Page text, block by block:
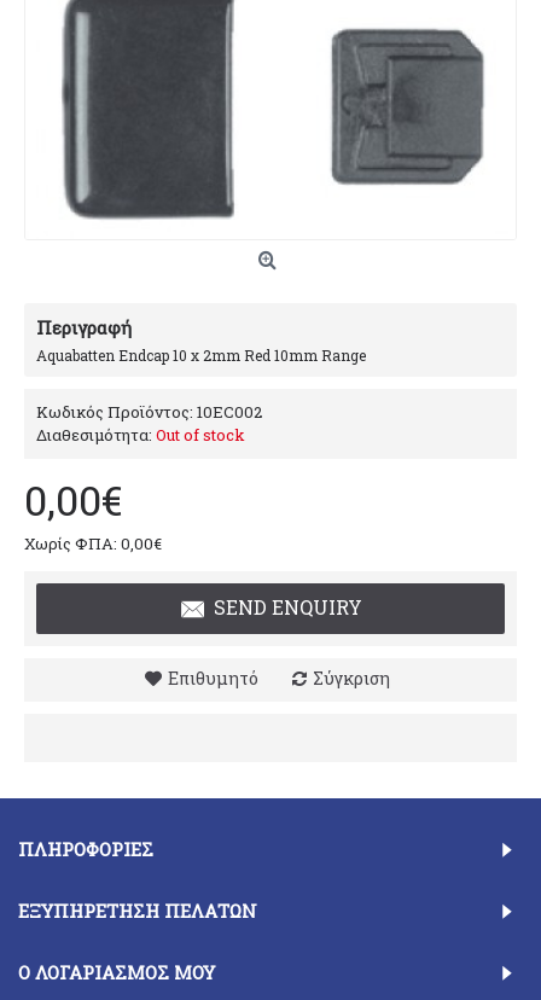
Περιγραφή
Aquabatten Endcap 10 x 2mm Red 10mm Range
Κωδικός Προϊόντος: 10EC002
Διαθεσιμότητα: Out of stock
0,00€
Χωρίς ΦΠΑ: 0,00€
SEND ENQUIRY
Επιθυμητό Σύγκριση
ΠΛΗΡΟΦΟΡΊΕΣ
ΕΞΥΠΗΡΈΤΗΣΗ ΠΕΛΑΤΏΝ
Ο ΛΟΓΑΡΙΑΣΜΌΣ ΜΟΥ